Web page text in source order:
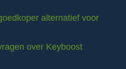
alternatief voor
over Keyboost